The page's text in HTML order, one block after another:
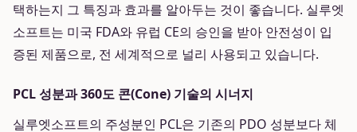
택하는지 그 특징과 효과를 알아두는 것이 좋습니다. 실루엣
소프트는 미국 FDA와 유럽 CE의 승인을 받아 안전성이 입
증된 제품으로, 전 세계적으로 널리 사용되고 있습니다.
PCL 성분과 360도 콘(Cone) 기술의 시너지
실루엣소프트의 주성분인 PCL은 기존의 PDO 성분보다 체